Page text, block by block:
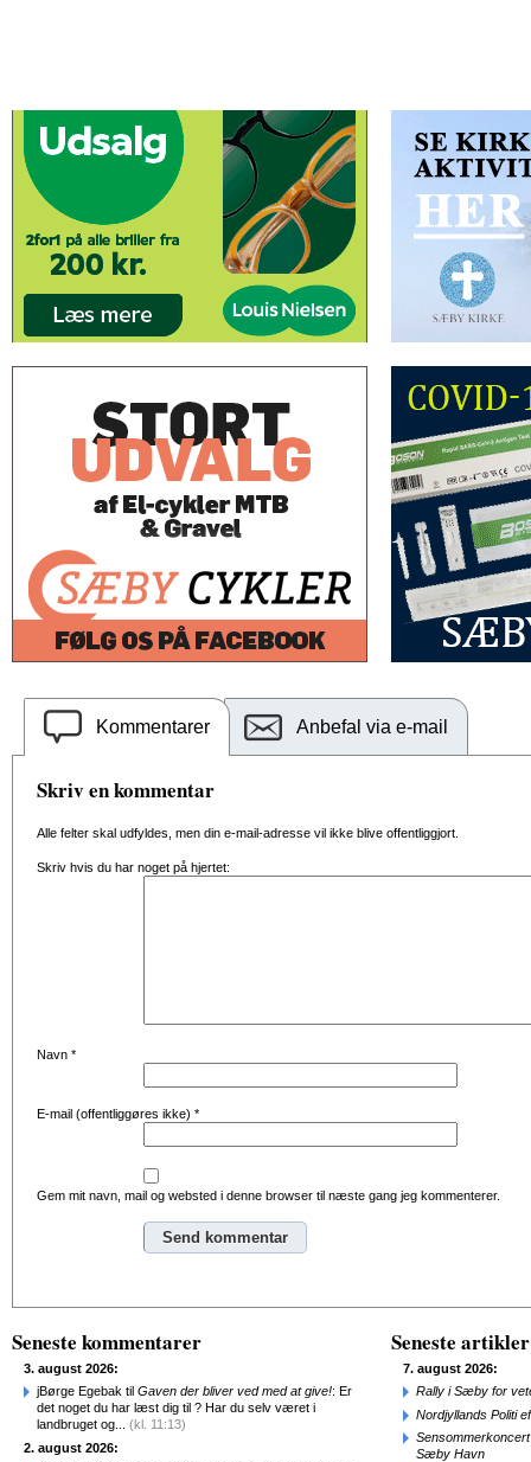
Kommentarer Anbefal via e-mail
Skriv en kommentar
Alle felter skal udfyldes, men din e-mail-adresse vil ikke blive offentliggjort.
Skriv hvis du har noget på hjertet:
Navn *
E-mail (offentliggøres ikke) *
Gem mit navn, mail og websted i denne browser til næste gang jeg kommenterer.
Seneste kommentarer
3. august 2026:
jBørge Egebak til Gaven der bliver ved med at give!: Er
det noget du har læst dig til ? Har du selv været i
landbruget og... (kl. 11:13)
2. august 2026:
Seneste artikler
7. august 2026:
Rally i Sæby for
Nordjyllands Politi
Sæby Havn